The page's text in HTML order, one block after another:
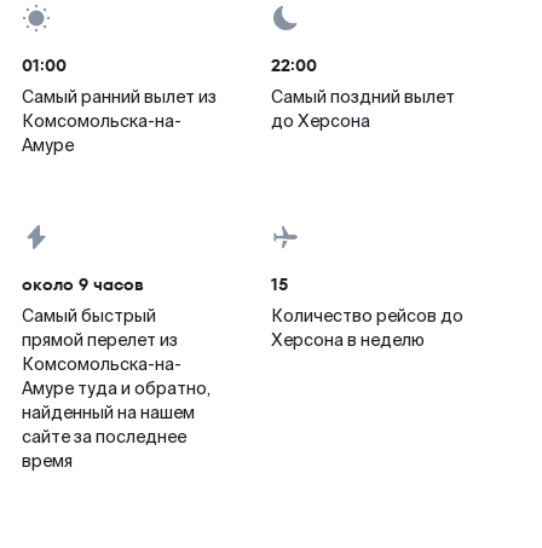
01:00
Самый ранний вылет из
Комсомольска-на-
Амуре
22:00
Самый поздний вылет
до Херсона
около 9 часов
Самый быстрый
прямой перелет из
Комсомольска-на-
Амуре туда и обратно,
найденный на нашем
сайте за последнее
время
15
Количество рейсов до
Херсона в неделю